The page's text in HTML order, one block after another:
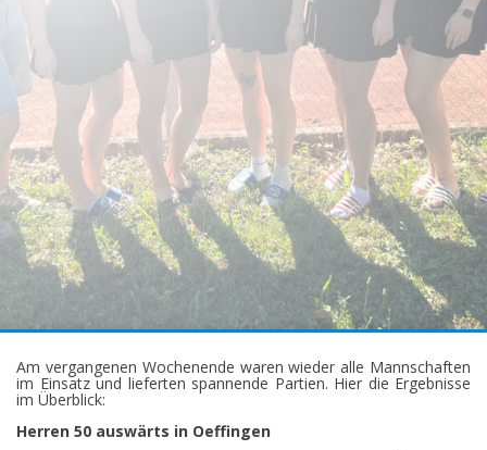
Am vergangenen Wochenende waren wieder alle Mannschaften
im Einsatz und lieferten spannende Partien. Hier die Ergebnisse
im Überblick:
Herren 50 auswärts in Oeffingen